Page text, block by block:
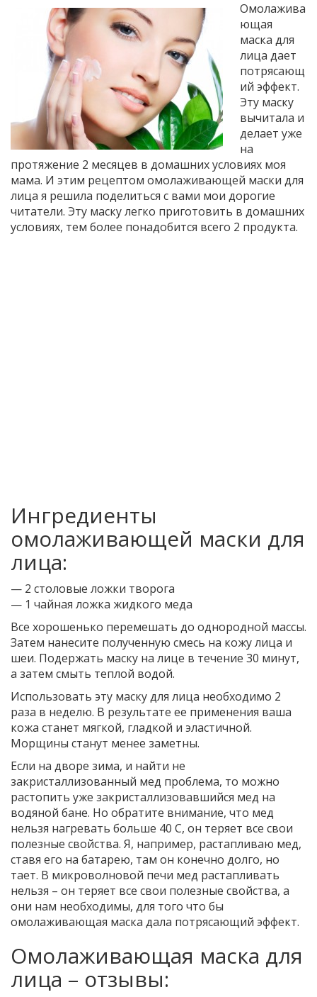
Омолажива
ющая
маска для
лица дает
потрясающ
ий эффект.
Эту маску
вычитала и
делает уже
на
протяжение 2 месяцев в домашних условиях моя
мама. И этим рецептом омолаживающей маски для
лица я решила поделиться с вами мои дорогие
читатели. Эту маску легко приготовить в домашних
условиях, тем более понадобится всего 2 продукта.
Ингредиенты
омолаживающей маски для
лица:
— 2 столовые ложки творога
— 1 чайная ложка жидкого меда
Все хорошенько перемешать до однородной массы.
Затем нанесите полученную смесь на кожу лица и
шеи. Подержать маску на лице в течение 30 минут,
а затем смыть теплой водой.
Использовать эту маску для лица необходимо 2
раза в неделю. В результате ее применения ваша
кожа станет мягкой, гладкой и эластичной.
Морщины станут менее заметны.
Если на дворе зима, и найти не
закристаллизованный мед проблема, то можно
растопить уже закристаллизовавшийся мед на
водяной бане. Но обратите внимание, что мед
нельзя нагревать больше 40 С, он теряет все свои
полезные свойства. Я, например, растапливаю мед,
ставя его на батарею, там он конечно долго, но
тает. В микроволновой печи мед растапливать
нельзя – он теряет все свои полезные свойства, а
они нам необходимы, для того что бы
омолаживающая маска дала потрясающий эффект.
Омолаживающая маска для
лица – отзывы: